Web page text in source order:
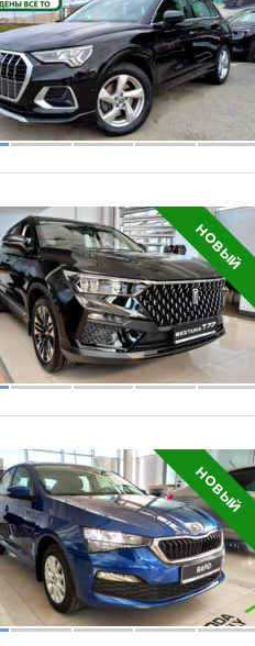
НОВЫЙ
НОВЫЙ